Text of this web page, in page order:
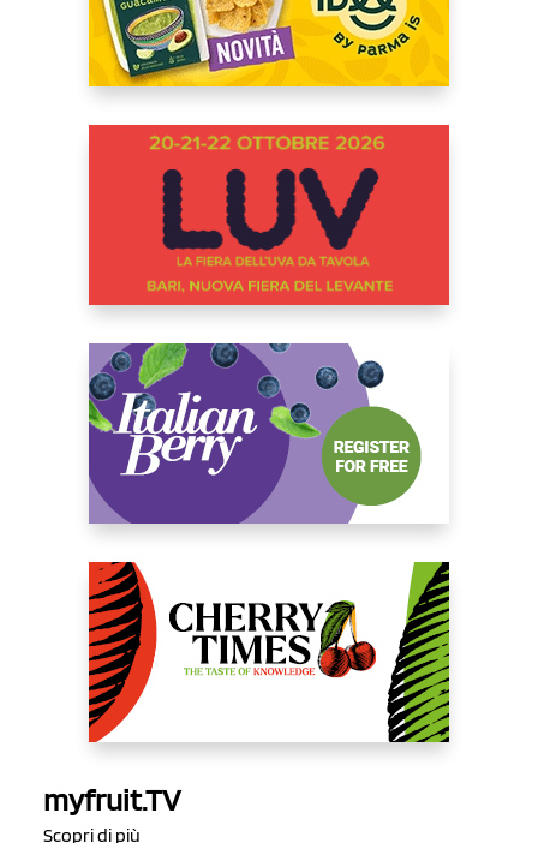
myfruit.TV
Scopri di più